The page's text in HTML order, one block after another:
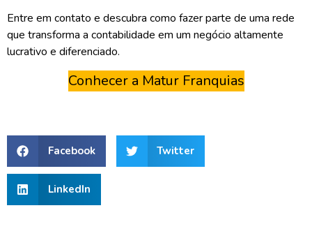
Entre em contato e descubra como fazer parte de uma rede
que transforma a contabilidade em um negócio altamente
lucrativo e diferenciado.
Conhecer a Matur Franquias
Facebook Twitter
LinkedIn